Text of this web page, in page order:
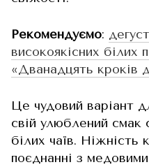
Рекомендуємо:
високоякісних білих
«Дванадцять кроків
Це чудовий варіант
свій улюблений смак
білих чаїв. Ніжність
поєднанні з